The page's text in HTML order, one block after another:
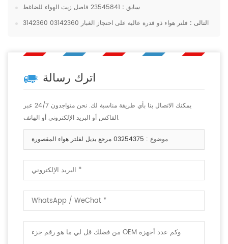
سابق : 23545841 فاصل زيت الهواء للضاغط
التالى : فلتر هواء ذو قدرة عالية على احتجاز الغبار 03142360 3142360
اترك رسالة
يمكنك الاتصال بنا بأي طريقة مناسبة لك. نحن متواجدون 24/7 عبر
الفاكس أو البريد الإلكتروني أو الهاتف.
موضوع : 03254375 مرجع بديل لفلتر هواء المقصورة